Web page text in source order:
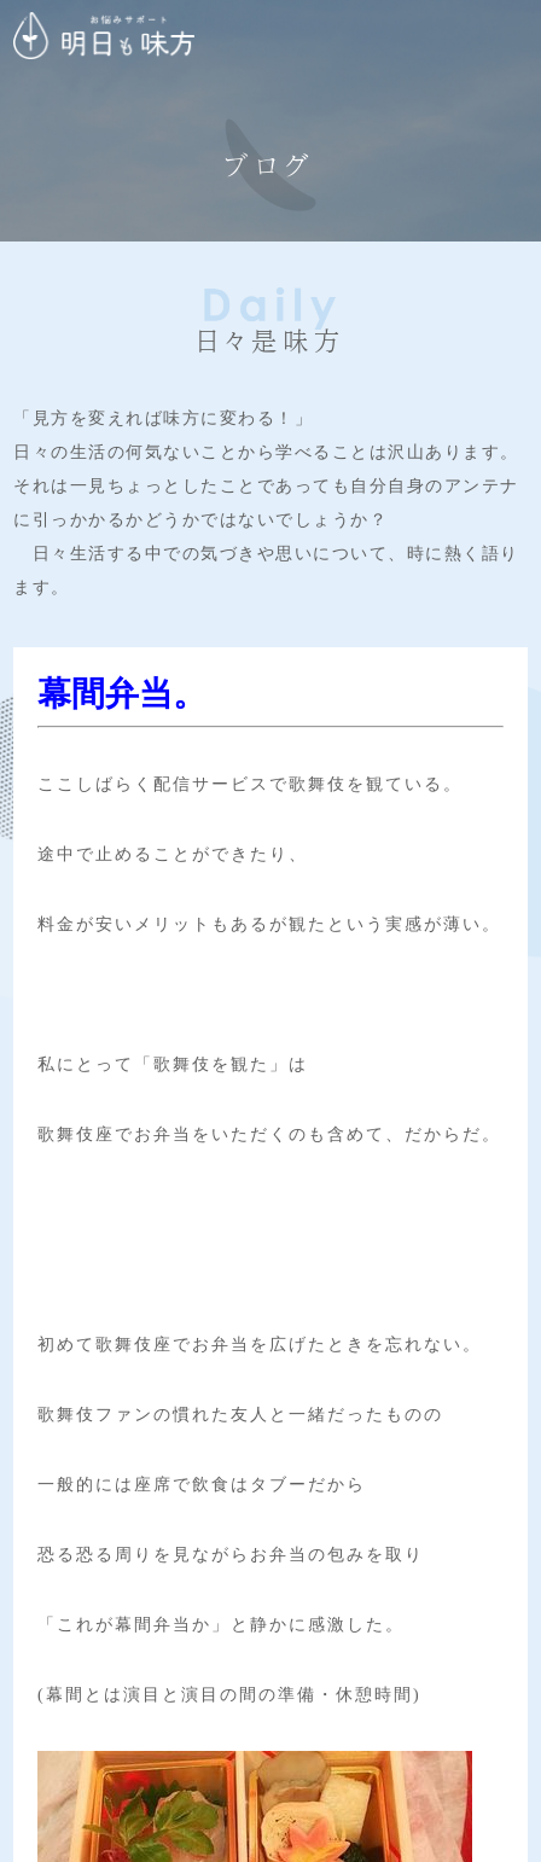
ブログ
日々是味方
「見方を変えれば味方に変わる！」
日々の生活の何気ないことから学べることは沢山あります。
それは一見ちょっとしたことであっても自分自身のアンテナ
に引っかかるかどうかではないでしょうか？
日々生活する中での気づきや思いについて、時に熱く語り
ます。
幕間弁当。
ここしばらく配信サービスで歌舞伎を観ている。
途中で止めることができたり、
料金が安いメリットもあるが観たという実感が薄い。
私にとって「歌舞伎を観た」は
歌舞伎座でお弁当をいただくのも含めて、だからだ。
初めて歌舞伎座でお弁当を広げたときを忘れない。
歌舞伎ファンの慣れた友人と一緒だったものの
一般的には座席で飲食はタブーだから
恐る恐る周りを見ながらお弁当の包みを取り
「これが幕間弁当か」と静かに感激した。
(幕間とは演目と演目の間の準備・休憩時間)